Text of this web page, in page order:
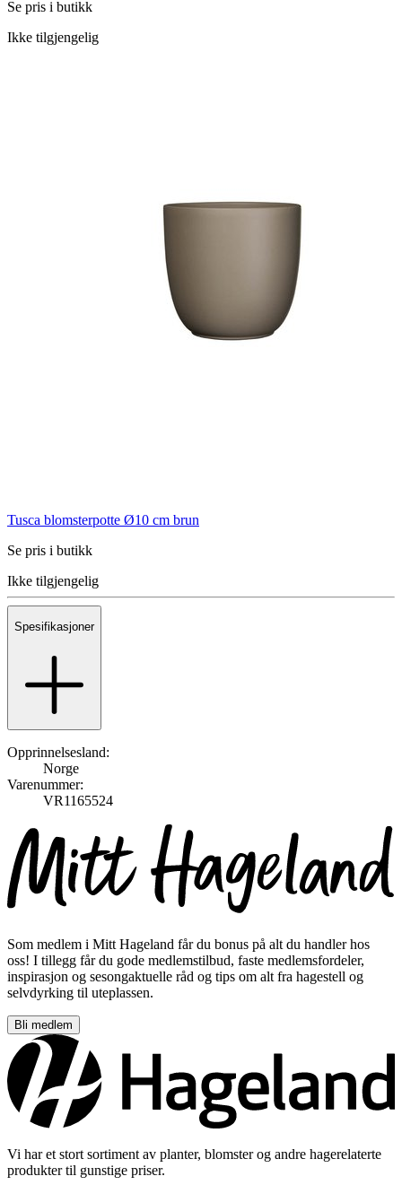
Se pris i butikk
Ikke tilgjengelig
Tusca blomsterpotte Ø10 cm brun
Se pris i butikk
Ikke tilgjengelig
Spesifikasjoner
Opprinnelsesland:
Norge
Varenummer:
VR1165524
Som medlem i Mitt Hageland får du bonus på alt du handler hos
oss! I tillegg får du gode medlemstilbud, faste medlemsfordeler,
inspirasjon og sesongaktuelle råd og tips om alt fra hagestell og
selvdyrking til uteplassen.
Bli medlem
Vi har et stort sortiment av planter, blomster og andre hagerelaterte
produkter til gunstige priser.